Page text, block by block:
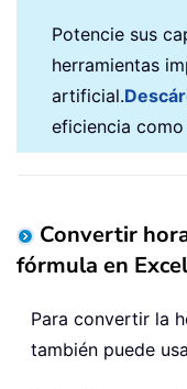
Potencie sus
herramientas
artificial.
eficiencia como
Convertir
fórmula en Excel
Para convertir la
también puede